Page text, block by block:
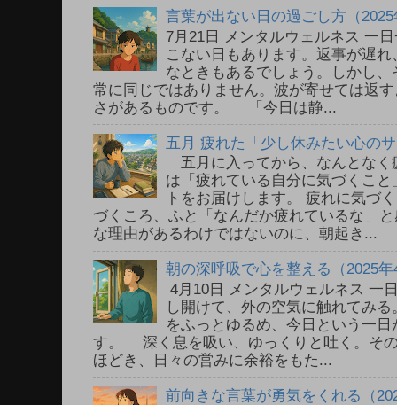
言葉が出ない日の過ごし方（
7月21日 メンタルウェルネス 一
こない日もあります。返事が遅
なときもあるでしょう。しかし
常に同じではありません。波が寄せては返
さがあるものです。 「今日は静...
五月 疲れた「少し休みたい心の
五月に入ってから、なんとなく
は「疲れている自分に気づくこ
トをお届けします。 疲れに気
づくころ、ふと「なんだか疲れているな」
な理由があるわけではないのに、朝起き...
朝の深呼吸で心を整える（2025
4月10日 メンタルウェルネス
し開けて、外の空気に触れてみ
をふっとゆるめ、今日という一
す。 深く息を吸い、ゆっくりと吐く。そ
ほどき、日々の営みに余裕をもた...
前向きな言葉が勇気をくれる（